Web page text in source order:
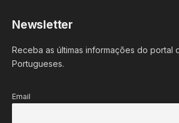
Newsletter
Receba as últimas informações do portal
Portugueses.
Email